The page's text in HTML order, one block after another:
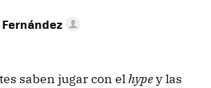
saben jugar con elhypey las